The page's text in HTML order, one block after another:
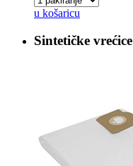
u košaricu
Sintetičke vrećice